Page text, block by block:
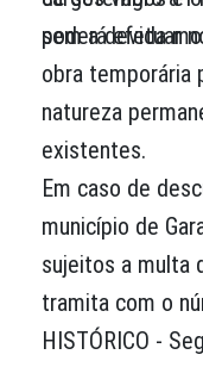
sem a devida
poderá efetuar
obra temporária
natureza
existentes.
Em caso de
município de
sujeitos a multa
tramita com o
HISTÓRICO -